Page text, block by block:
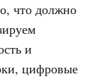
что должно
и
цифровые